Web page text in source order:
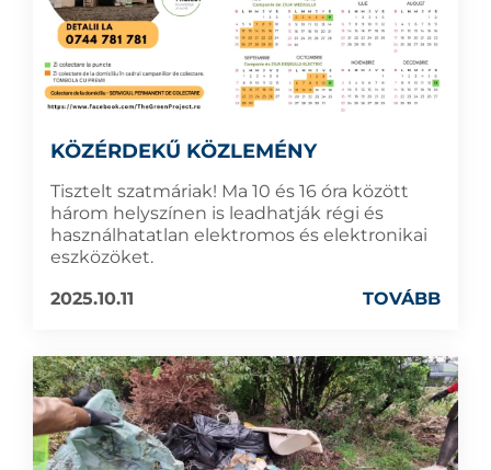
KÖZÉRDEKŰ KÖZLEMÉNY
Tisztelt szatmáriak! Ma 10 és 16 óra között
három helyszínen is leadhatják régi és
használhatatlan elektromos és elektronikai
eszközöket.
2025.10.11
TOVÁBB